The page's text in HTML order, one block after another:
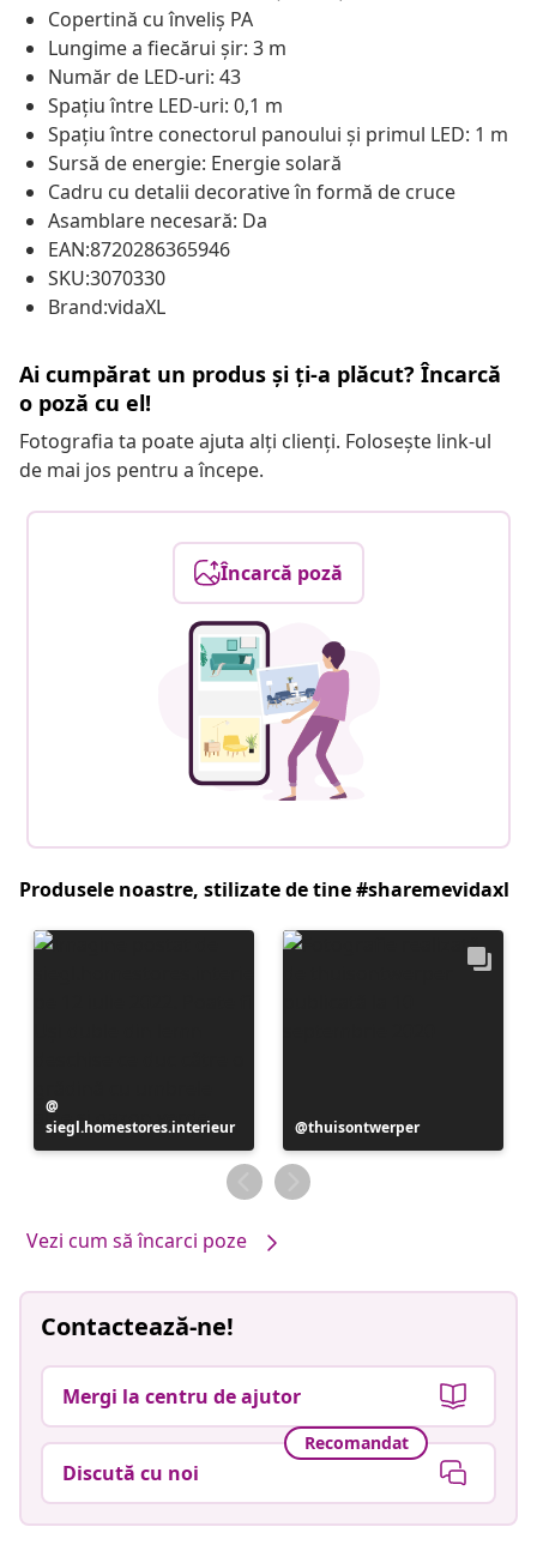
Copertină cu înveliș PA
Lungime a fiecărui șir: 3 m
Număr de LED-uri: 43
Spațiu între LED-uri: 0,1 m
Spațiu între conectorul panoului și primul LED: 1 m
Sursă de energie: Energie solară
Cadru cu detalii decorative în formă de cruce
Asamblare necesară: Da
EAN:8720286365946
SKU:3070330
Brand:vidaXL
Ai cumpărat un produs și ți-a plăcut? Încarcă
o poză cu el!
Fotografia ta poate ajuta alți clienți. Folosește link-ul
de mai jos pentru a începe.
Încarcă poză
Produsele noastre, stilizate de tine #sharemevidaxl
publicată
de
siegl.homestores.interieur
Postare
publicată
de
thuisontwerper
Vezi cum să încarci poze
Contactează-ne!
Mergi la centru de ajutor
Recomandat
Discută cu noi